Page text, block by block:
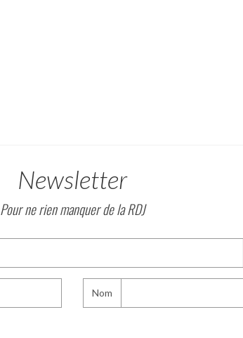
Newsletter
Pour ne rien manquer de la RDJ
Nom